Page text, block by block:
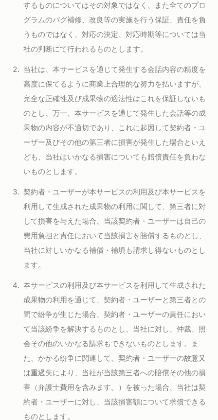
するものについてはその対象ではなく、また全てのプロ
グラムのバグ補修、改良等の実施を行う保証、責任を負
うものではなく、対応の決定、対応時期等については当
社の判断にて行われるものとします。
当社は、本サービスを通じて発生する会話内容の精度を
高度に保てるように商業上合理的な努力を払いますが、
完全な正確性及び成果物の適法性はこれを保証しないも
のとし、万一、本サービスを通じて発生した会話等の成
果物の内容が不適切であり、これに起因して契約者・ユ
ーザー及びその他の第三者に損害が発生した場合といえ
ども、当社はいかなる損害についても賠償責任を負わな
いものとします。
契約者・ユーザーが本サービスの利用及び本サービスを
利用して生成された成果物の利用に関して、第三者に対
して損害を与えた場合、当該契約者・ユーザーは自己の
費用負担と責任において当該損害を賠償するものとし、
当社に対しいかなる補償・補填も請求し得ないものとし
ます。
本サービスの利用及び本サービスを利用して生成された
成果物の利用を通じて、契約者・ユーザーと第三者との
間で紛争が生じた場合、契約者・ユーザーの責任におい
て当該紛争を解決するものとし、当社に対し、仲裁、照
会その他のいかなる請求もできないものとします。ま
た、かかる紛争に関連して、契約者・ユーザーの故意又
は重過失により、当社が当該第三者への賠償その他の損
害（弁護士費用を含みます。）を被った場合、当社は契
約者・ユーザーに対し、当該損害額について求償できる
ものとします。